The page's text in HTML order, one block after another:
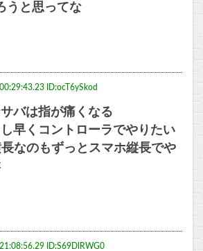
うと思ってな
ID:ocT6ySkod
バは指が痛くなる
早くコントローラでやりたい
なのもずっとスマホ縦長でや
ID:S69DlRWG0